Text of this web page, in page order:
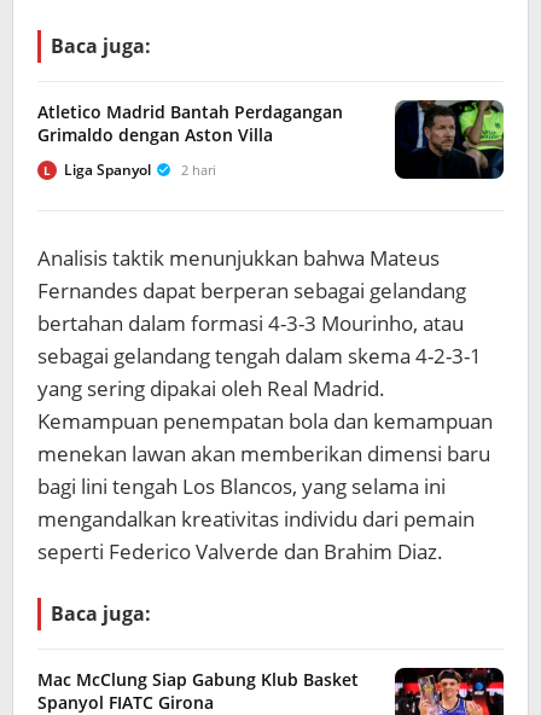
Baca juga:
Atletico Madrid Bantah Perdagangan
Grimaldo dengan Aston Villa
L Liga Spanyol 2 hari
Analisis taktik menunjukkan bahwa Mateus
Fernandes dapat berperan sebagai gelandang
bertahan dalam formasi 4-3-3 Mourinho, atau
sebagai gelandang tengah dalam skema 4-2-3-1
yang sering dipakai oleh Real Madrid.
Kemampuan penempatan bola dan kemampuan
menekan lawan akan memberikan dimensi baru
bagi lini tengah Los Blancos, yang selama ini
mengandalkan kreativitas individu dari pemain
seperti Federico Valverde dan Brahim Diaz.
Baca juga:
Mac McClung Siap Gabung Klub Basket
Spanyol FIATC Girona